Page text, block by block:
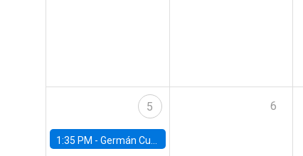
5
1:35 PM - Germán Cubas, University of Houston
6